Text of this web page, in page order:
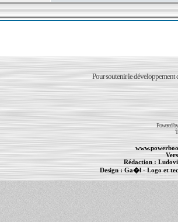
Pour soutenir le développement
Powered
Rédaction :
Design : Ga�l- Logo et